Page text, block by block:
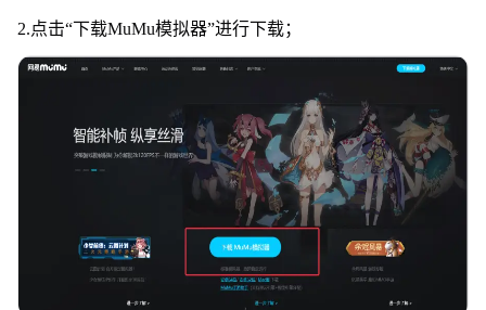
2.点击“下载MuMu模拟器”进行下载；